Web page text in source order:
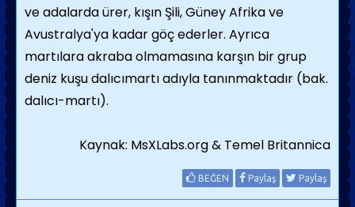
ve adalarda ürer, kışın Şili, Güney Afrika ve
Avustral­ya'ya kadar göç ederler. Ayrıca
martılara akraba olmamasına karşın bir grup
deniz kuşu dalıcımartı adıyla tanınmaktadır (bak.
dalıcı-martı).
Kaynak: MsXLabs.org & Temel Britannica
BEĞEN Paylaş Paylaş